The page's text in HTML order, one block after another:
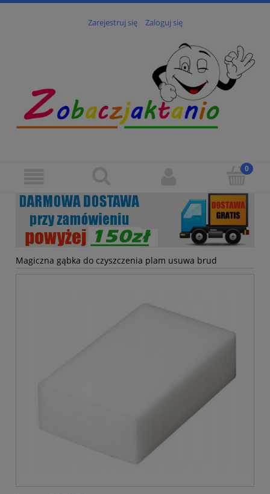
Zarejestruj się Zaloguj się
Magiczna gąbka do czyszczenia plam usuwa brud